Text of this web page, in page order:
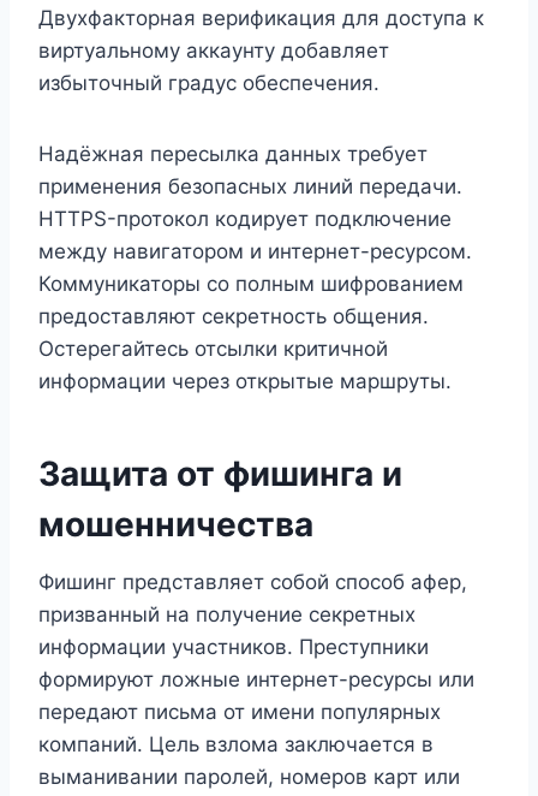
Двухфакторная верификация для доступа к
виртуальному аккаунту добавляет
избыточный градус обеспечения.
Надёжная пересылка данных требует
применения безопасных линий передачи.
HTTPS-протокол кодирует подключение
между навигатором и интернет-ресурсом.
Коммуникаторы со полным шифрованием
предоставляют секретность общения.
Остерегайтесь отсылки критичной
информации через открытые маршруты.
Защита от фишинга и
мошенничества
Фишинг представляет собой способ афер,
призванный на получение секретных
информации участников. Преступники
формируют ложные интернет-ресурсы или
передают письма от имени популярных
компаний. Цель взлома заключается в
выманивании паролей, номеров карт или